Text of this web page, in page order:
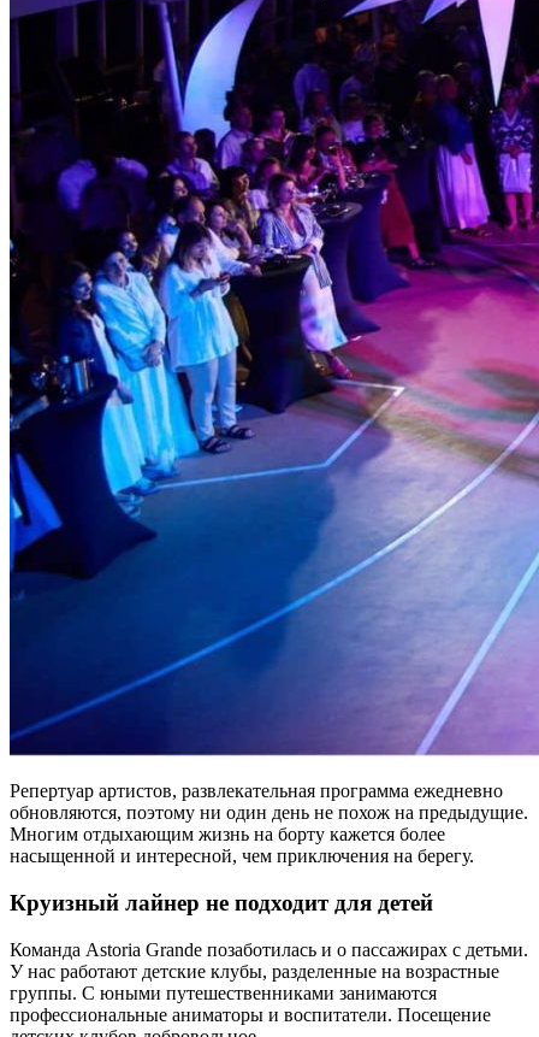
Репертуар артистов, развлекательная программа ежедневно
обновляются, поэтому ни один день не похож на предыдущие.
Многим отдыхающим жизнь на борту кажется более
насыщенной и интересной, чем приключения на берегу.
Круизный лайнер не подходит для детей
Команда Astoria Grande позаботилась и о пассажирах с детьми.
У нас работают детские клубы, разделенные на возрастные
группы. С юными путешественниками занимаются
профессиональные аниматоры и воспитатели. Посещение